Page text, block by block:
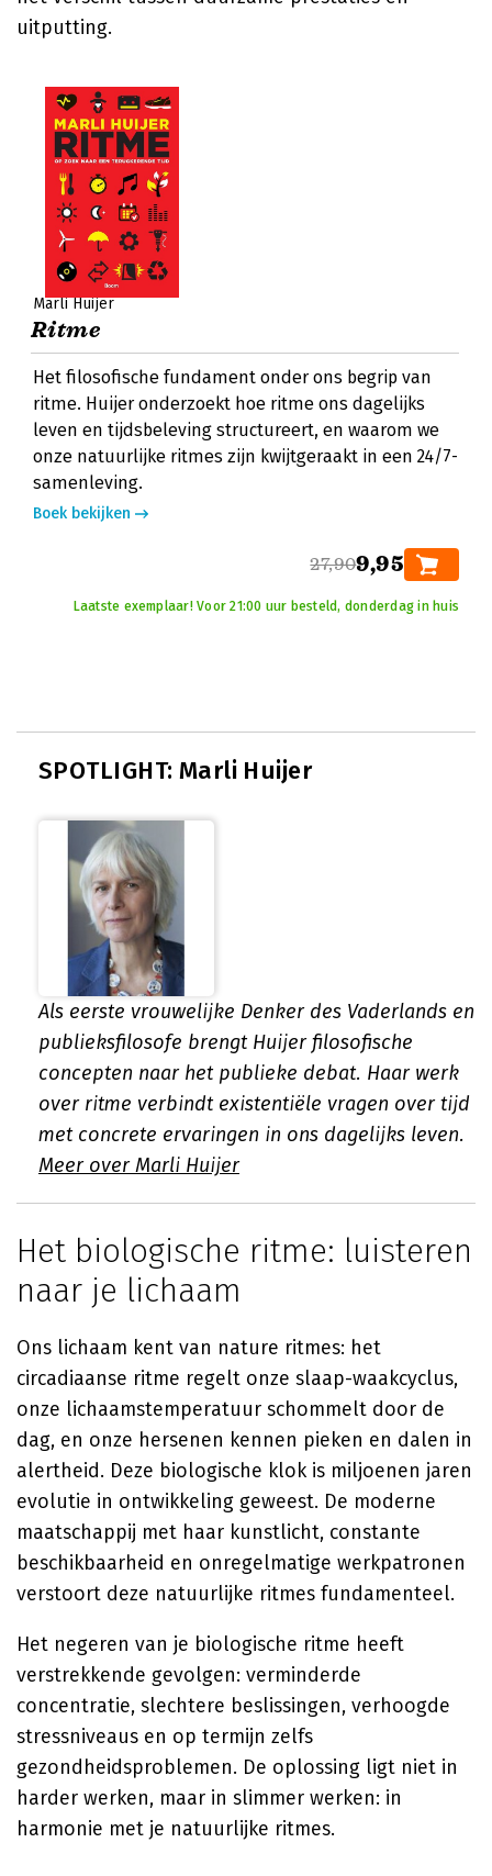
uitputting.
Marli Huijer
Ritme
Het filosofische fundament onder ons begrip van
ritme. Huijer onderzoekt hoe ritme ons dagelijks
leven en tijdsbeleving structureert, en waarom we
onze natuurlijke ritmes zijn kwijtgeraakt in een 24/7-
samenleving.
Boek bekijken
27,909,95
Laatste exemplaar! Voor 21:00 uur besteld, donderdag in huis
SPOTLIGHT: Marli Huijer
Als eerste vrouwelijke Denker des Vaderlands en
publieksfilosofe brengt Huijer filosofische
concepten naar het publieke debat. Haar werk
over ritme verbindt existentiële vragen over tijd
met concrete ervaringen in ons dagelijks leven.
Meer over Marli Huijer
Het biologische ritme: luisteren
naar je lichaam
Ons lichaam kent van nature ritmes: het
circadiaanse ritme regelt onze slaap-waakcyclus,
onze lichaamstemperatuur schommelt door de
dag, en onze hersenen kennen pieken en dalen in
alertheid. Deze biologische klok is miljoenen jaren
evolutie in ontwikkeling geweest. De moderne
maatschappij met haar kunstlicht, constante
beschikbaarheid en onregelmatige werkpatronen
verstoort deze natuurlijke ritmes fundamenteel.
Het negeren van je biologische ritme heeft
verstrekkende gevolgen: verminderde
concentratie, slechtere beslissingen, verhoogde
stressniveaus en op termijn zelfs
gezondheidsproblemen. De oplossing ligt niet in
harder werken, maar in slimmer werken: in
harmonie met je natuurlijke ritmes.